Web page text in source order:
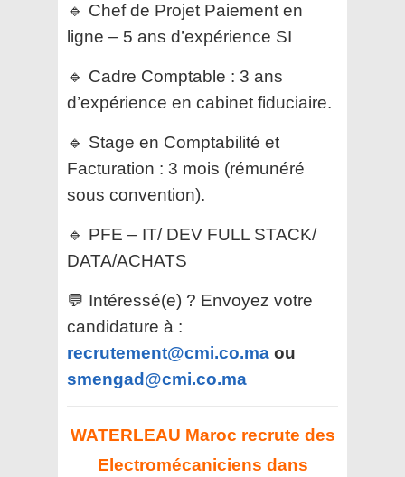
🔹 Chef de Projet Paiement en
ligne – 5 ans d’expérience SI
🔹 Cadre Comptable : 3 ans
d’expérience en cabinet fiduciaire.
🔹 Stage en Comptabilité et
Facturation : 3 mois (rémunéré
sous convention).
🔹 PFE – IT/ DEV FULL STACK/
DATA/ACHATS
💬 Intéressé(e) ? Envoyez votre
candidature à :
recrutement@cmi.co.ma ou
smengad@cmi.co.ma
WATERLEAU Maroc recrute des
Electromécaniciens dans